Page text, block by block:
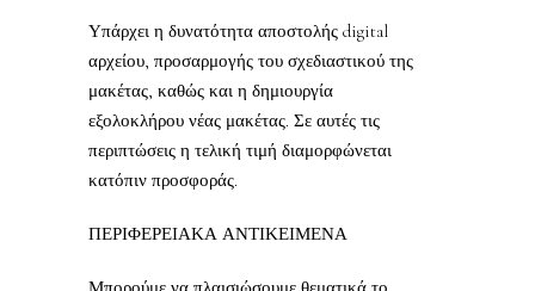
Υπάρχει η δυνατότητα αποστολής digital
αρχείου, προσαρμογής του σχεδιαστικού της
μακέτας, καθώς και η δημιουργία
εξολοκλήρου νέας μακέτας. Σε αυτές τις
περιπτώσεις η τελική τιμή διαμορφώνεται
κατόπιν προσφοράς.
ΠΕΡΙΦΕΡΕΙΑΚΑ ΑΝΤΙΚΕΙΜΕΝΑ